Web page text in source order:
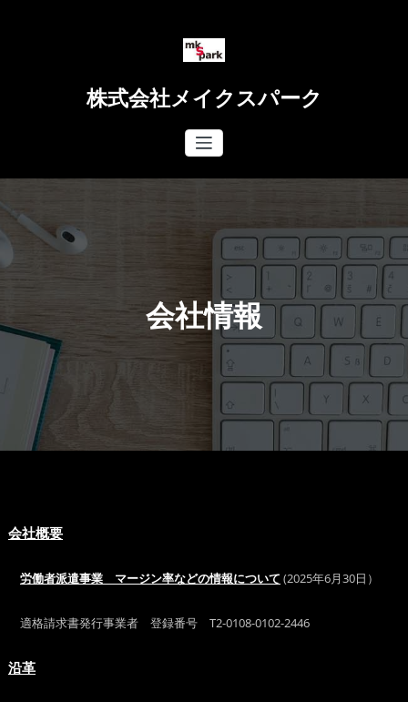
株式会社メイクスパーク
会社情報
会社概要
労働者派遣事業 マージン率などの情報について (2025年6月30日）
適格請求書発行事業者 登録番号 T2-0108-0102-2446
沿革